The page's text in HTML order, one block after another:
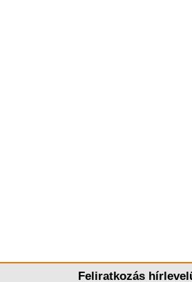
Feliratkozás